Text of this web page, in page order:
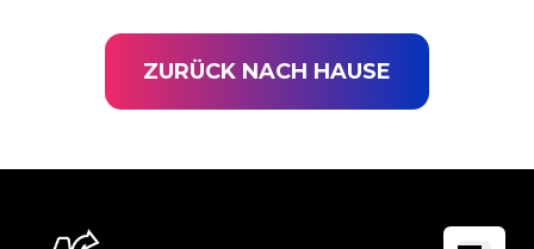
ZURÜCK NACH HAUSE